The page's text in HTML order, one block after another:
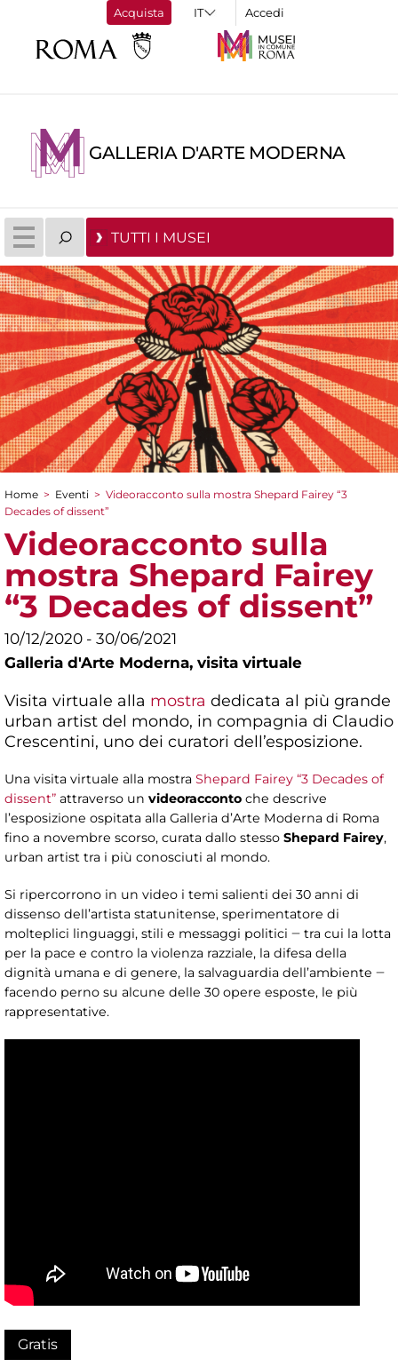
Acquista Accedi
GALLERIA D'ARTE MODERNA
TUTTI I MUSEI
Tu sei qui
Home > Eventi > Videoracconto sulla mostra Shepard Fairey “3
Decades of dissent”
Videoracconto sulla
mostra Shepard Fairey
“3 Decades of dissent”
10/12/2020 - 30/06/2021
Galleria d'Arte Moderna, visita virtuale
Visita virtuale alla mostra dedicata al più grande
urban artist del mondo, in compagnia di Claudio
Crescentini, uno dei curatori dell’esposizione.
Una visita virtuale alla mostra Shepard Fairey “3 Decades of
dissent” attraverso un videoracconto che descrive
l’esposizione ospitata alla Galleria d’Arte Moderna di Roma
fino a novembre scorso, curata dallo stesso Shepard Fairey,
urban artist tra i più conosciuti al mondo.
Si ripercorrono in un video i temi salienti dei 30 anni di
dissenso dell’artista statunitense, sperimentatore di
molteplici linguaggi, stili e messaggi politici ‒ tra cui la lotta
per la pace e contro la violenza razziale, la difesa della
dignità umana e di genere, la salvaguardia dell’ambiente ‒
facendo perno su alcune delle 30 opere esposte, le più
rappresentative.
Gratis